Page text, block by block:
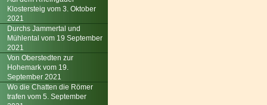
Klostersteig vom 3. Oktober
2021
Durchs Jammertal und
Mühlental vom 19 September
2021
Von Oberstedten zur
Hohemark vom 19.
September 2021
Wo die Chatten die Römer
trafen vom 5. September